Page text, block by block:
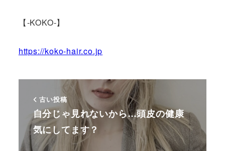
【-KOKO-】
https://koko-hair.co.jp
古い投稿
自分じゃ見れないから…頭皮の健康
気にしてます？